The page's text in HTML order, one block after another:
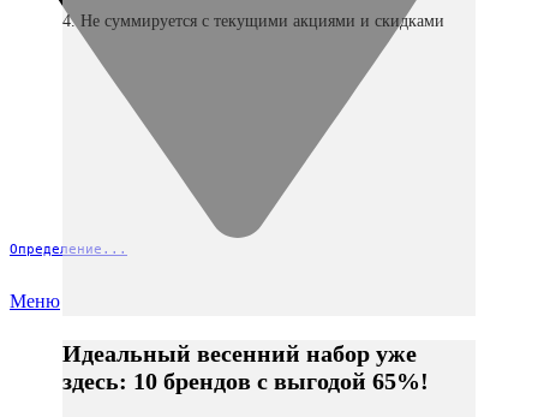
Определение...
Меню
4. Не суммируется с текущими акциями и скидками
Идеальный весенний набор уже
здесь: 10 брендов с выгодой 65%!